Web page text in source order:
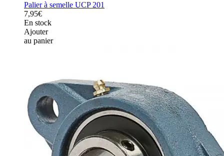
Palier à semelle UCP 201
7,95€
En stock
Ajouter
au panier